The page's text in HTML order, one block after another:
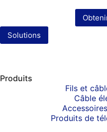
Solutions
Produits
Fils et
Câble
Produits de